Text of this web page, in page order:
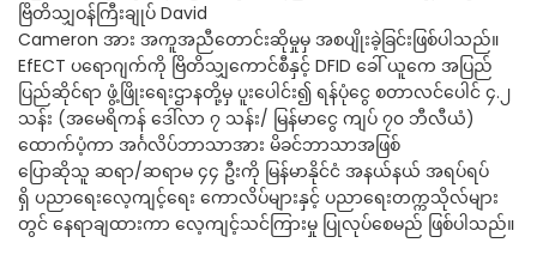
ဗြိတိသျှဝန်ကြီးချုပ် David
Cameron အား အကူအညီတောင်းဆိုမှုမှ အစပျိုးခဲ့ခြင်းဖြစ်ပါသည်။
EfECT ပရောဂျက်ကို ဗြိတိသျှကောင်စီနှင့် DFID ခေါ် ယူကေ အပြည်
ပြည်ဆိုင်ရာ ဖွံ့ဖြိုးရေးဌာနတို့မှ ပူးပေါင်း၍ ရန်ပုံငွေ စတာလင်ပေါင် ၄.၂
သန်း (အမေရိကန် ဒေါ်လာ ၇ သန်း/ မြန်မာငွေ ကျပ် ၇၀ ဘီလီယံ)
ထောက်ပံ့ကာ အင်္ဂလိပ်ဘာသာအား မိခင်ဘာသာအဖြစ်
ပြောဆိုသူ ဆရာ/ဆရာမ ၄၄ ဦးကို မြန်မာနိုင်ငံ အနယ်နယ် အရပ်ရပ်
ရှိ ပညာရေးလေ့ကျင့်ရေး ကောလိပ်များနှင့် ပညာရေးတက္ကသိုလ်များ
တွင် နေရာချထားကာ လေ့ကျင့်သင်ကြားမှု ပြုလုပ်စေမည် ဖြစ်ပါသည်။